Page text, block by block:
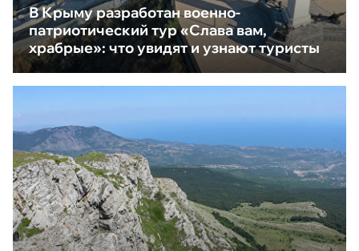
В Крыму разработан военно-
патриотический тур «Слава вам,
храбрые»: что увидят и узнают туристы